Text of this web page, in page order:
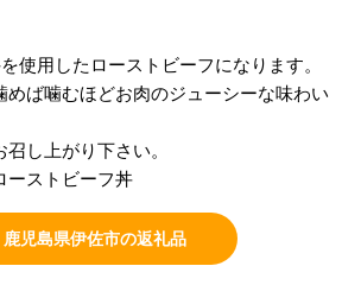
使用したローストビーフになります。
めば噛むほどお肉のジューシーな味わい
し上がり下さい。
ーストビーフ丼
鹿児島県伊佐市の返礼品